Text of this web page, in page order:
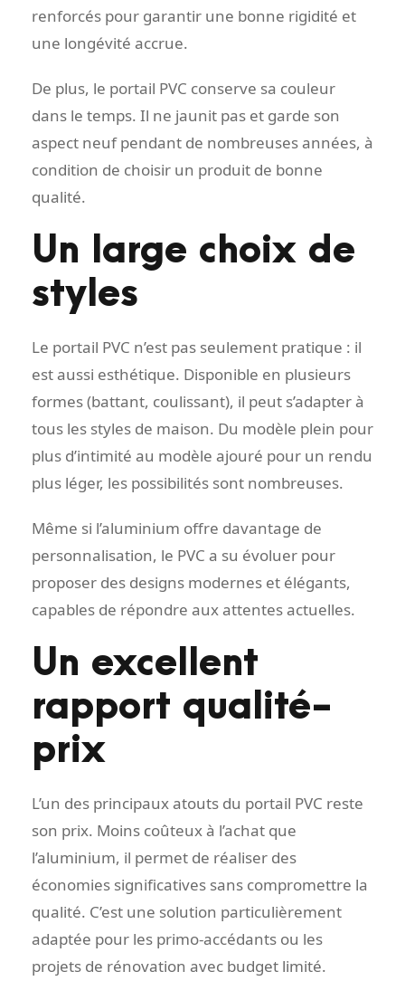
renforcés pour garantir une bonne rigidité et
une longévité accrue.
De plus, le portail PVC conserve sa couleur
dans le temps. Il ne jaunit pas et garde son
aspect neuf pendant de nombreuses années, à
condition de choisir un produit de bonne
qualité.
Un large choix de
styles
Le portail PVC n’est pas seulement pratique : il
est aussi esthétique. Disponible en plusieurs
formes (battant, coulissant), il peut s’adapter à
tous les styles de maison. Du modèle plein pour
plus d’intimité au modèle ajouré pour un rendu
plus léger, les possibilités sont nombreuses.
Même si l’aluminium offre davantage de
personnalisation, le PVC a su évoluer pour
proposer des designs modernes et élégants,
capables de répondre aux attentes actuelles.
Un excellent
rapport qualité-
prix
L’un des principaux atouts du portail PVC reste
son prix. Moins coûteux à l’achat que
l’aluminium, il permet de réaliser des
économies significatives sans compromettre la
qualité. C’est une solution particulièrement
adaptée pour les primo-accédants ou les
projets de rénovation avec budget limité.